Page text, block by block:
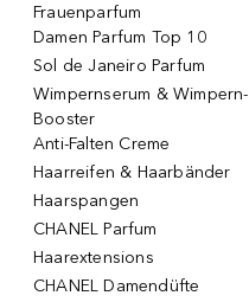
Frauenparfum
Damen Parfum Top 10
Sol de Janeiro Parfum
Wimpernserum & Wimpern-
Booster
Anti-Falten Creme
Haarreifen & Haarbänder
Haarspangen
CHANEL Parfum
Haarextensions
CHANEL Damendüfte